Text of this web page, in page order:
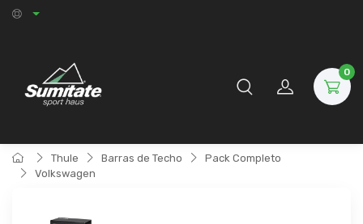
0
Thule Barras de Techo
Pack Completo
Volkswagen